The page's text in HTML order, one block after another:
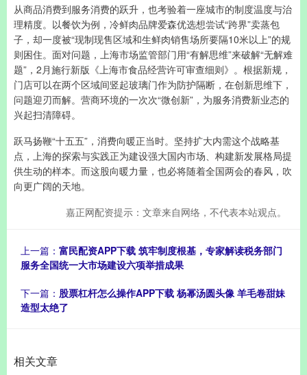
从商品消费到服务消费的跃升，也考验着一座城市的制度温度与治
理精度。以餐饮为例，冷鲜肉品牌爱森优选想尝试“跨界”卖蒸包
子，却一度被“现制现售区域和生鲜肉销售场所要隔10米以上”的规
则困住。面对问题，上海市场监管部门用“有解思维”来破解“无解难
题”，2月施行新版《上海市食品经营许可审查细则》。根据新规，
门店可以在两个区域间竖起玻璃门作为防护隔断，在创新思维下，
问题迎刃而解。营商环境的一次次“微创新”，为服务消费新业态的
兴起扫清障碍。
跃马扬鞭“十五五”，消费向暖正当时。坚持扩大内需这个战略基
点，上海的探索与实践正为建设强大国内市场、构建新发展格局提
供生动的样本。而这股向暖力量，也必将随着全国两会的春风，吹
向更广阔的天地。
嘉正网配资提示：文章来自网络，不代表本站观点。
上一篇： 富民配资APP下载 筑牢制度根基，专家解读税务部门
服务全国统一大市场建设六项举措成果
下一篇： 股票杠杆怎么操作APP下载 杨幂汤圆头像 羊毛卷甜妹
造型太绝了
相关文章